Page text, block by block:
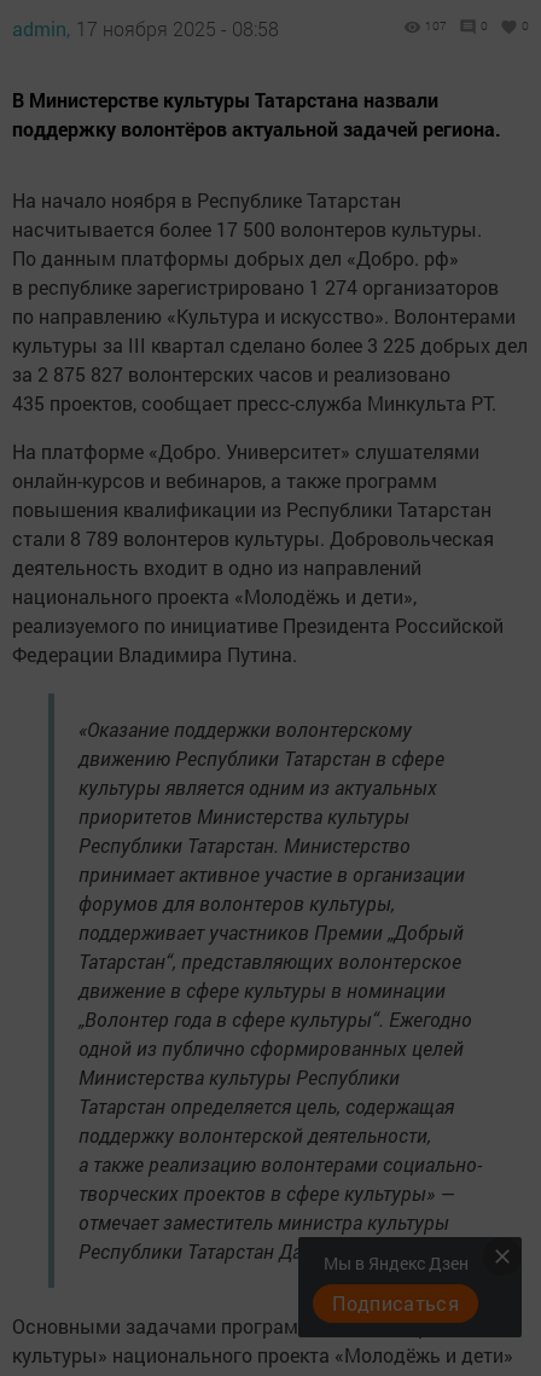
admin, 17 ноября 2025 - 08:58 107 0 0
В Министерстве культуры Татарстана назвали
поддержку волонтёров актуальной задачей региона.
На начало ноября в Республике Татарстан
насчитывается более 17 500 волонтеров культуры.
По данным платформы добрых дел «Добро. рф»
в республике зарегистрировано 1 274 организаторов
по направлению «Культура и искусство». Волонтерами
культуры за III квартал сделано более 3 225 добрых дел
за 2 875 827 волонтерских часов и реализовано
435 проектов, сообщает пресс-служба Минкульта РТ.
На платформе «Добро. Университет» слушателями
онлайн-курсов и вебинаров, а также программ
повышения квалификации из Республики Татарстан
стали 8 789 волонтеров культуры. Добровольческая
деятельность входит в одно из направлений
национального проекта «Молодёжь и дети»,
реализуемого по инициативе Президента Российской
Федерации Владимира Путина.
«Оказание поддержки волонтерскому
движению Республики Татарстан в сфере
культуры является одним из актуальных
приоритетов Министерства культуры
Республики Татарстан. Министерство
принимает активное участие в организации
форумов для волонтеров культуры,
поддерживает участников Премии „Добрый
Татарстан“, представляющих волонтерское
движение в сфере культуры в номинации
„Волонтер года в сфере культуры“. Ежегодно
одной из публично сформированных целей
Министерства культуры Республики
Татарстан определяется цель, содержащая
поддержку волонтерской деятельности,
а также реализацию волонтерами социально-
творческих проектов в сфере культуры» —
отмечает заместитель министра культуры
Республики Татарстан Дамир Натфуллин.
Основными задачами программы «Волонтеры
культуры» национального проекта «Молодёжь и дети»
Мы в Яндекс Дзен
Подписаться